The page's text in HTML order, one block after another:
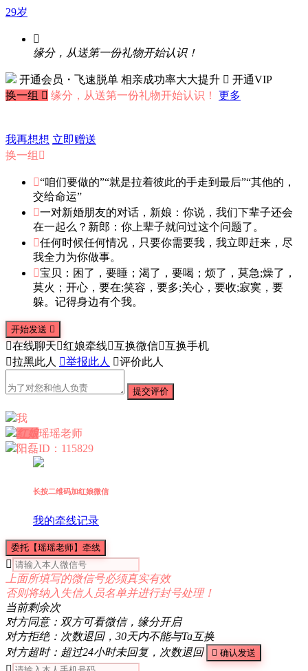
29岁

缘分，从送第一份礼物开始认识！
开通会员・飞速脱单 相亲成功率大大提升  开通VIP
换一组  缘分，从送第一份礼物开始认识！ 更多
我再想想 立即赠送
换一组 
“咱们要做的”“就是拉着彼此的手走到最后”“其他的，
交给命运”
一对新婚朋友的对话，新娘：你说，我们下辈子还会
在一起么？新郎：你上辈子就问过这个问题了。
任何时候任何情况，只要你需要我，我立即赶来，尽
我全力为你做事。
宝贝：困了，要睡；渴了，要喝；烦了，莫急;燥了，
莫火；开心，要在;笑容，要多;关心，要收;寂寞，要
躲。记得身边有个我。
开始发送 
在线聊天红娘牵线互换微信互换手机
拉黑此人 举报此人 评价此人
提交评价
我
红娘瑶瑶老师
阳磊ID：115829
长按二维码加红娘微信
我的牵线记录
委托【瑶瑶老师】牵线

上面所填写的微信号必须真实有效
否则将纳入失信人员名单并进行封号处理！
当前剩余次
对方同意：双方可看微信，缘分开启
对方拒绝：次数退回，30天内不能与Ta互换
对方超时：超过24小时未回复，次数退回
 确认发送